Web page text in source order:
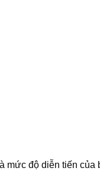
mức độ diễn tiến của